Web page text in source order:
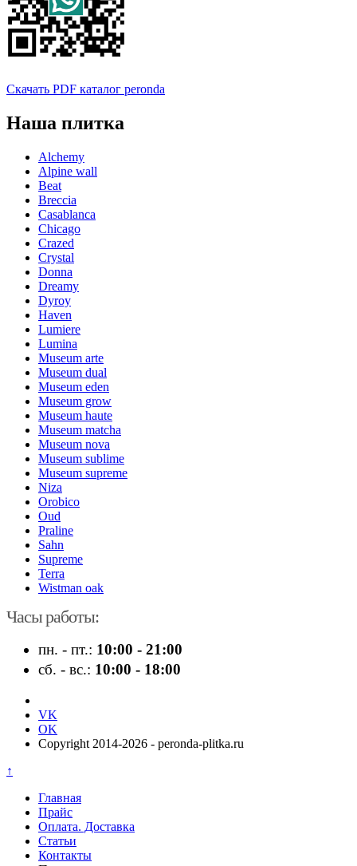
Скачать PDF каталог peronda
Наша плитка
Alchemy
Alpine wall
Beat
Breccia
Casablanca
Chicago
Crazed
Crystal
Donna
Dreamy
Dyroy
Haven
Lumiere
Lumina
Museum arte
Museum dual
Museum eden
Museum grow
Museum haute
Museum matcha
Museum nova
Museum sublime
Museum supreme
Niza
Orobico
Oud
Praline
Sahn
Supreme
Terra
Wistman oak
Часы работы:
пн. - пт.: 10:00 - 21:00
сб. - вс.: 10:00 - 18:00
VK
OK
Copyright 2014-2026 - peronda-plitka.ru
↑
Главная
Прайс
Оплата. Доставка
Статьи
Контакты